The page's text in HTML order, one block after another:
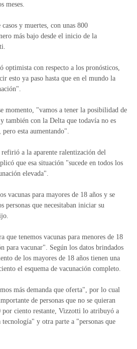
meses.
y muertes, con unas 800
más bajo desde el inicio de la
optimista con respecto a los pronósticos,
esto ya paso hasta que en el mundo la
momento, "vamos a tener la posibilidad de
también con la Delta que todavía no es
esta aumentando".
a la aparente ralentización del
que esa situación "sucede en todos los
elevada".
vacunas para mayores de 18 años y se
personas que necesitaban iniciar su
tenemos vacunas para menores de 18
para vacunar". Según los datos brindados
de los mayores de 18 años tienen una
el esquema de vacunación completo.
más demanda que oferta", por lo cual
de personas que no se quieran
por ciento restante, Vizzotti lo atribuyó a
y otra parte a "personas que